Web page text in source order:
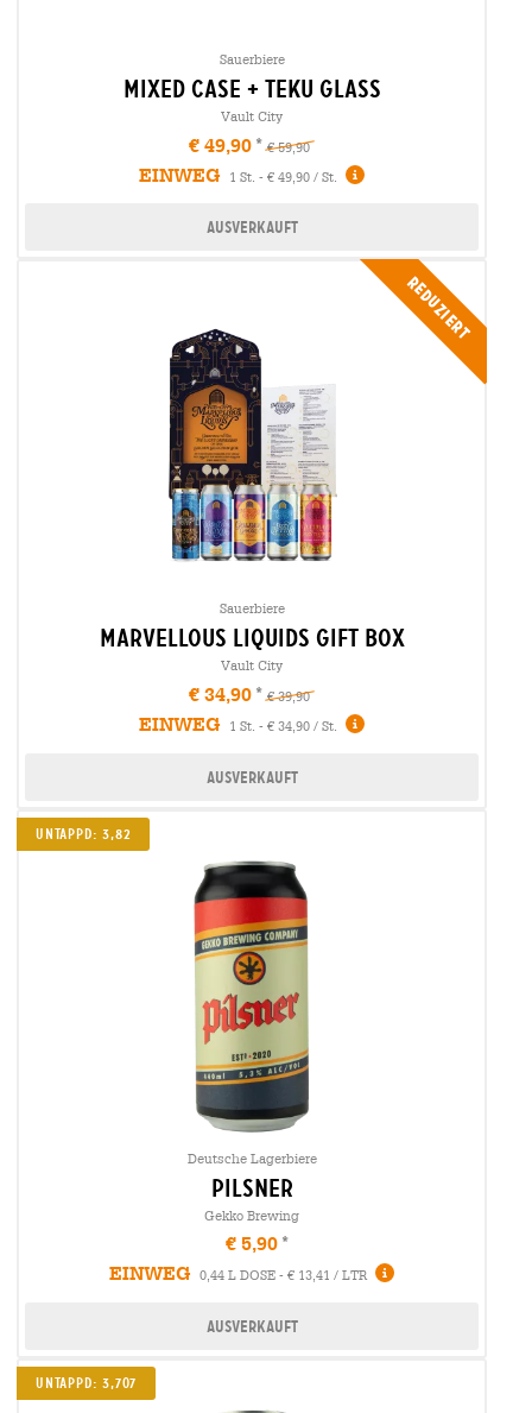
Sauerbiere
mixed case + teku glass
Vault City
€ 49,90 € 59,90
EINWEG 1 St. - € 49,90 / St.
Ausverkauft
Reduziert
Sauerbiere
marvellous liquids gift box
Vault City
€ 34,90 € 39,90
EINWEG 1 St. - € 34,90 / St.
Ausverkauft
Untappd: 3,82
Deutsche Lagerbiere
pilsner
Gekko Brewing
€ 5,90
EINWEG
0,44 L DOSE - € 13,41 / LTR
Ausverkauft
Untappd: 3,707